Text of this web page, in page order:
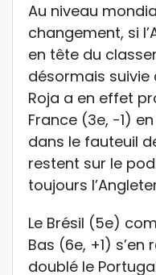
Au niveau
changement, si
en tête du
désormais suivie
Roja a en effet
France (3e, -1)
dans le fauteuil
restent sur le
toujours
Le Brésil (5e)
Bas (6e, +1)
doublé le